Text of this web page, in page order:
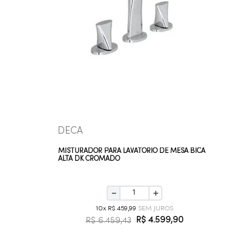
COMPRAR AGORA
DECA
MISTURADOR PARA LAVATÓRIO DE MESA BICA
ALTA DK CROMADO
＋
－
10 R$ 459,99
R$ 6.459,43 R$ 4.599,90